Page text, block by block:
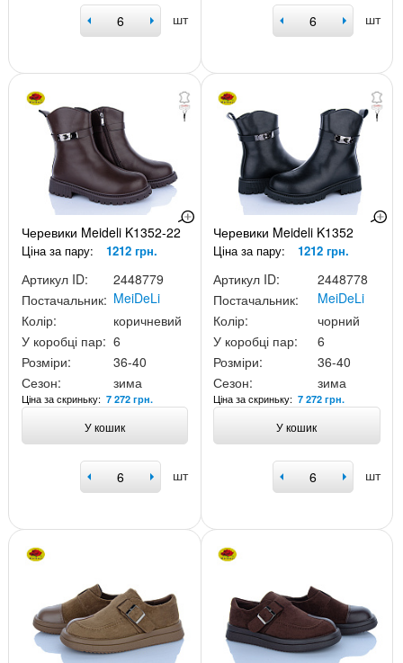
шт шт
Черевики Meideli K1352-22
Ціна за пару: 1212 грн.
Артикул ID:
2448779
Постачальник: MeiDeLi
Колір:
коричневий
У коробці пар: 6
Розміри:
36-40
Сезон:
зима
Ціна за скриньку: 7 272 грн.
У кошик
шт
Черевики Meideli K1352
Ціна за пару: 1212 грн.
Артикул ID:
2448778
Постачальник:
MeiDeLi
Колір:
чорний
У коробці пар:
6
Розміри:
36-40
Сезон:
зима
Ціна за скриньку:7 272 грн.
У кошик
шт